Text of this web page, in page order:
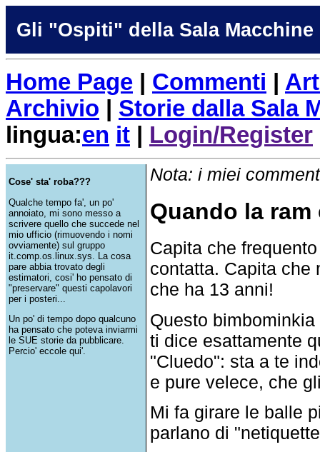
Gli "Ospiti" della Sala Macchine
Home Page Commenti
Archivio
Storie dalla Sala
lingua:en it Login/Register
Cose' sta' roba???
Qualche tempo fa', un po'
annoiato, mi sono messo a
scrivere quello che succede nel
mio ufficio (rimuovendo i nomi
ovviamente) sul gruppo
it.comp.os.linux.sys. La cosa
pare abbia trovato degli
estimatori, cosi' ho pensato di
"preservare" questi capolavori
per i posteri...
Un po' di tempo dopo qualcuno
ha pensato che poteva inviarmi
le SUE storie da pubblicare.
Percio' eccole qui'.
Nota: i miei
Quando la
Capita che
contatta. Capita che
che ha 13 anni!
Questo
ti dice esattamente
"Cluedo": sta a te
e pure velece, che
Mi fa girare le balle
parlano di